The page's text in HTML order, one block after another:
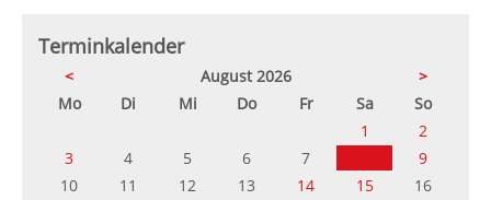
Terminkalender
< August 2026
>
Montag Di enstagMittwochDonnerstag
Freitag SamstagSonntag
1
2
3
4 5 6 7
9
10
11 12 13 14 15
16